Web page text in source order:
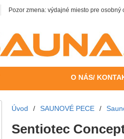
Pozor zmena: výdajné miesto pre
O NÁS/
Úvod / SAUNOVÉ PECE /
Sentiotec